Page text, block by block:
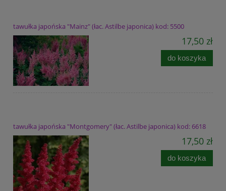
tawułka japońska "Mainz" (łac. Astilbe japonica) kod: 5500
17,50 zł
do koszyka
tawułka japońska "Montgomery" (łac. Astilbe japonica) kod: 6618
17,50 zł
do koszyka